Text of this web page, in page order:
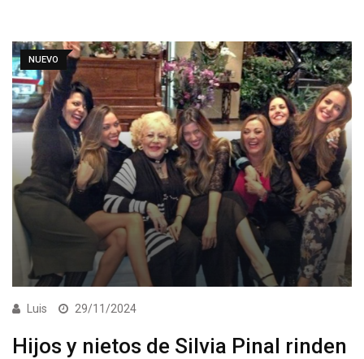
NUEVO
Luis 29/11/2024
Hijos y nietos de Silvia Pinal rinden